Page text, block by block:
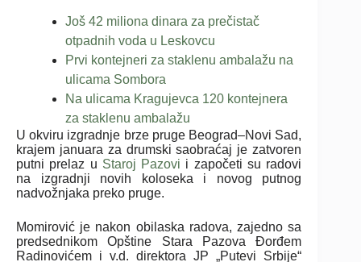
Još 42 miliona dinara za prečistač
otpadnih voda u Leskovcu
Prvi kontejneri za staklenu ambalažu na
ulicama Sombora
Na ulicama Kragujevca 120 kontejnera
za staklenu ambalažu
U okviru izgradnje brze pruge Beograd–Novi Sad,
krajem januara za drumski saobraćaj je zatvoren
putni prelaz u Staroj Pazovi i započeti su radovi
na izgradnji novih koloseka i novog putnog
nadvožnjaka preko pruge.
Momirović je nakon obilaska radova, zajedno sa
predsednikom Opštine Stara Pazova Đorđem
Radinovićem i v.d. direktora JP „Putevi Srbije“